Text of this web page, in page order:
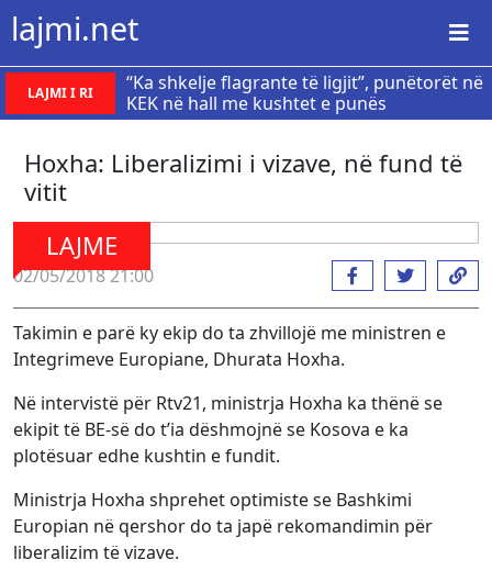
lajmi.net
LAJMI I RI
“Ka shkelje flagrante të ligjit”, punëtorët në
KEK në hall me kushtet e punës
Hoxha: Liberalizimi i vizave, në fund të
vitit
LAJME
02/05/2018 21:00
Takimin e parë ky ekip do ta zhvillojë me ministren e
Integrimeve Europiane, Dhurata Hoxha.
Në intervistë për Rtv21, ministrja Hoxha ka thënë se
ekipit të BE-së do t’ia dëshmojnë se Kosova e ka
plotësuar edhe kushtin e fundit.
Ministrja Hoxha shprehet optimiste se Bashkimi
Europian në qershor do ta japë rekomandimin për
liberalizim të vizave.